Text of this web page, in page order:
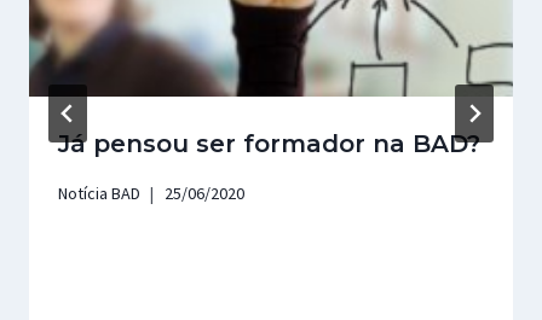
Já pensou ser formador na BAD?
Notícia BAD 25/06/2020